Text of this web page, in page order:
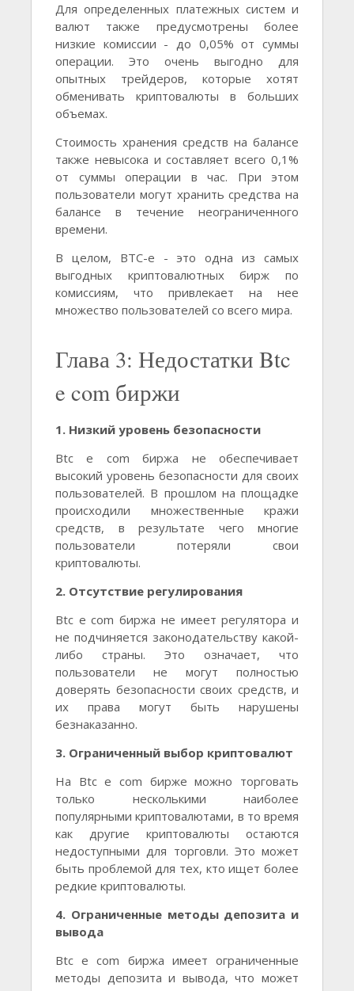
Для определенных платежных систем и
валют также предусмотрены более
низкие комиссии - до 0,05% от суммы
операции. Это очень выгодно для
опытных трейдеров, которые хотят
обменивать криптовалюты в больших
объемах.
Стоимость хранения средств на балансе
также невысока и составляет всего 0,1%
от суммы операции в час. При этом
пользователи могут хранить средства на
балансе в течение неограниченного
времени.
В целом, BTC-e - это одна из самых
выгодных криптовалютных бирж по
комиссиям, что привлекает на нее
множество пользователей со всего мира.
Глава 3: Недостатки Btc
e com биржи
1. Низкий уровень безопасности
Btc e com биржа не обеспечивает
высокий уровень безопасности для своих
пользователей. В прошлом на площадке
происходили множественные кражи
средств, в результате чего многие
пользователи потеряли свои
криптовалюты.
2. Отсутствие регулирования
Btc e com биржа не имеет регулятора и
не подчиняется законодательству какой-
либо страны. Это означает, что
пользователи не могут полностью
доверять безопасности своих средств, и
их права могут быть нарушены
безнаказанно.
3. Ограниченный выбор криптовалют
На Btc e com бирже можно торговать
только несколькими наиболее
популярными криптовалютами, в то время
как другие криптовалюты остаются
недоступными для торговли. Это может
быть проблемой для тех, кто ищет более
редкие криптовалюты.
4. Ограниченные методы депозита и
вывода
Btc e com биржа имеет ограниченные
методы депозита и вывода, что может